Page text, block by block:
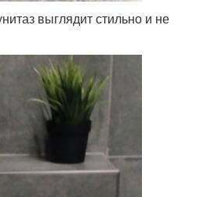
выглядит стильно и не